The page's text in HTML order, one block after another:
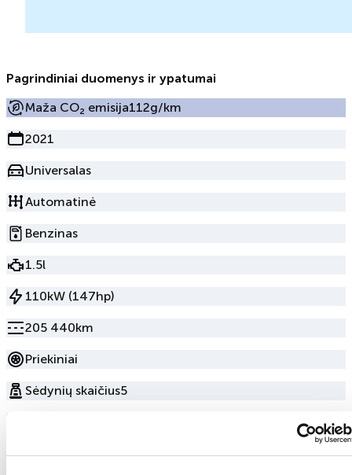
Pagrindiniai duomenys ir ypatumai
Maža CO₂ emisija112g/km
2021
Universalas
Automatinė
Benzinas
1.5l
110kW (147hp)
205 440km
Priekiniai
Sėdynių skaičius5
Raudona